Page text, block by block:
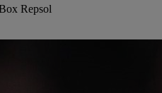
Repsol